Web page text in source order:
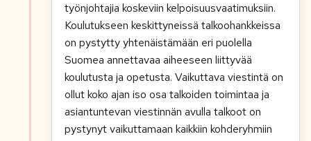
työnjohtajia koskeviin kelpoisuusvaatimuksiin.
Koulutukseen keskittyneissä talkoohankkeissa
on pystytty yhtenäistämään eri puolella
Suomea annettavaa aiheeseen liittyvää
koulutusta ja opetusta. Vaikuttava viestintä on
ollut koko ajan iso osa talkoiden toimintaa ja
asiantuntevan viestinnän avulla talkoot on
pystynyt vaikuttamaan kaikkiin kohderyhmiin